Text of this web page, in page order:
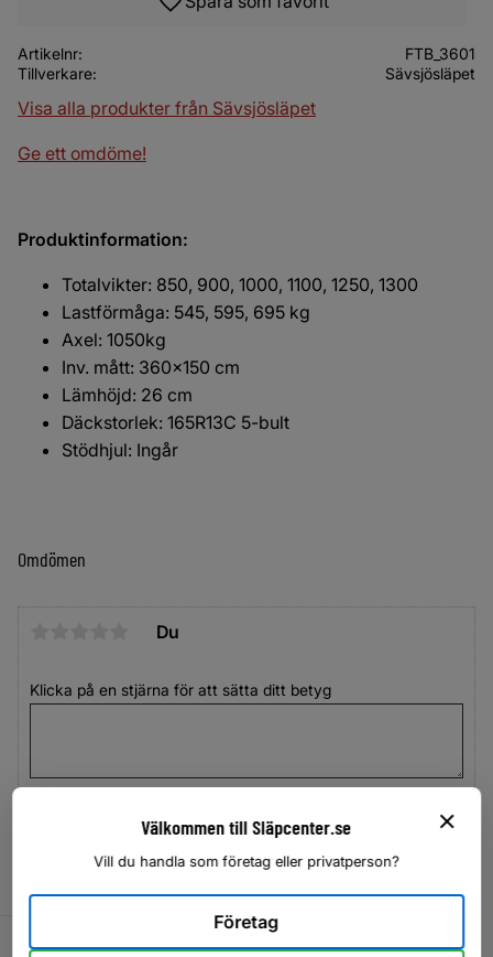
Lägg till i favoriter
Artikelnr
FTB_3601
Tillverkare
Sävsjösläpet
Visa alla produkter från Sävsjösläpet
Ge ett omdöme!
Produktinformation:
Totalvikter: 850, 900, 1000, 1100, 1250, 1300
Lastförmåga: 545, 595, 695 kg
Axel: 1050kg
Inv. mått: 360x150 cm
Lämhöjd: 26 cm
Däckstorlek: 165R13C 5-bult
Stödhjul: Ingår
Omdömen
Du
Klicka på en stjärna för att sätta ditt betyg
Lägg till i favoriter Lägg
Välkommen till Släpcenter.se
Vill du handla som företag eller privatperson?
Företag